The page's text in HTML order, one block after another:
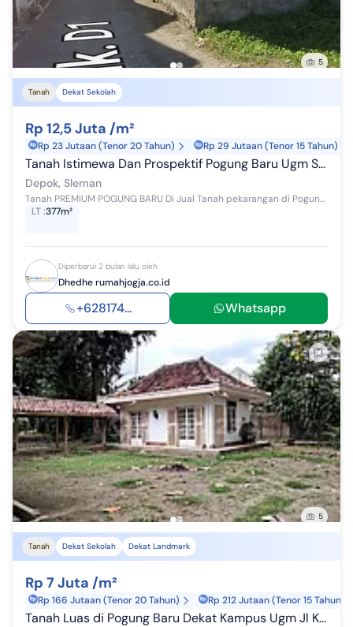
5
Tanah Dekat Sekolah
Rp 12,5 Juta /m²
Rp 23 Jutaan (Tenor 20 Tahun) Rp 29 Jutaan (Tenor 15 Tahun)
Tanah Istimewa Dan Prospektif Pogung Baru Ugm Sleman
Depok, Sleman
Tanah PREMIUM POGUNG BARU Di Jual Tanah pekarangan di Pogung Baru Blok D Luas tanah 377m Lebar depan 17 m Shmp Akses mobil papasan Lingkungan kos...
LT:377m²
Diperbarui 2 bulan lalu oleh
Dhedhe rumahjogja.co.id
+628174... Whatsapp
5
Tanah Dekat Sekolah Dekat Landmark
Rp 7 Juta /m²
Rp 166 Jutaan (Tenor 20 Tahun) Rp 212 Jutaan (Tenor 15 Tahun)
Tanah Luas di Pogung Baru Dekat Kampus Ugm Jl Kaliurang Km5 Sleman Yogyakarta